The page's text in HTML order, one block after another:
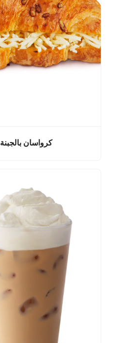
كرواسان بالجبنة